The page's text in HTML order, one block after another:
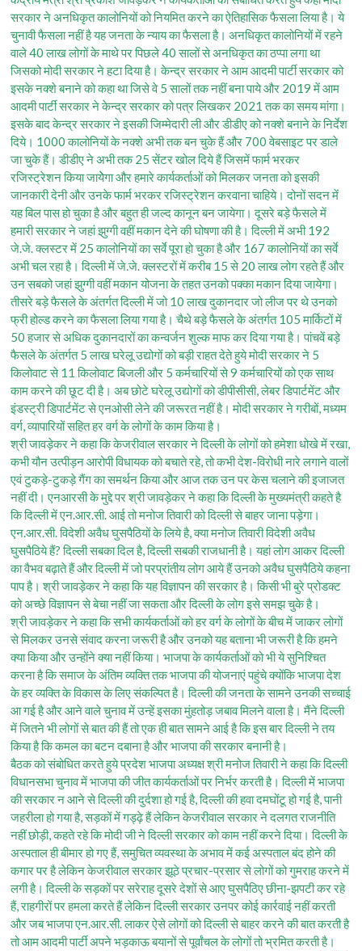
सरकार ने अनधिकृत कालोनियों को नियमित करने का ऐतिहासिक फैसला लिया है। ये
चुनावी फैसला नहीं है यह जनता के न्याय का फैसला है। अनधिकृत कालोनियों में रहने
वाले 40 लाख लोगों के माथे पर पिछले 40 सालों से अनधिकृत का ठप्पा लगा था
जिसको मोदी सरकार ने हटा दिया है। केन्द्र सरकार ने आम आदमी पार्टी सरकार को
इसके नक्शे बनाने को कहा था जिसे वे 5 सालों तक नहीं बना पाये और 2019 में आम
आदमी पार्टी सरकार ने केन्द्र सरकार को पत्र लिखकर 2021 तक का समय मांगा।
इसके बाद केन्द्र सरकार ने इसकी जिम्मेदारी ली और डीडीए को नक्शे बनाने के निर्देश
दिये। 1000 कालोनियों के नक्शे अभी तक बन चुके हैं और 700 वेबसाइट पर डाले
जा चुके हैं। डीडीए ने अभी तक 25 सेंटर खोल दिये हैं जिसमें फार्म भरकर
रजिस्ट्रेशन किया जायेेगा और हमारे कार्यकर्ताओं को मिलकर जनता को इसकी
जानकारी देनी और उनके फार्म भरकर रजिस्ट्रेशन करवाना चाहिये। दोनों सदन में
यह बिल पास हो चुका है और बहुत ही जल्द कानून बन जायेगा। दूसरे बड़े फैसले में
हमारी सरकार ने जहां झुग्गी वहीं मकान देने की घोषणा की है। दिल्ली में अभी 192
जे.जे. क्लस्टर में 25 कालोनियों का सर्वे पूरा हो चुका है और 167 कालोनियों का सर्वे
अभी चल रहा है। दिल्ली में जे.जे. क्लस्टरों में करीब 15 से 20 लाख लोग रहते हैं और
उन सबको जहां झुग्गी वहीं मकान योजना के तहत उनको पक्का मकान दिया जायेगा।
तीसरे बड़े फैसले के अंतर्गत दिल्ली में जो 10 लाख दुकानदार जो लीज पर थे उनको
फ्री होल्ड करने का फैसला लिया गया है। चैथे बड़े फैसले के अंतर्गत 105 मार्किटों में
50 हजार से अधिक दुकानदारों का कन्वर्जन शुल्क माफ कर दिया गया है। पांचवें बड़े
फैसले के अंतर्गत 5 लाख घरेलू उद्योगों को बड़ी राहत देते हुये मोदी सरकार ने 5
किलोवाट से 11 किलोवाट बिजली और 5 कर्मचारियों से 9 कर्मचारियों को एक साथ
काम करने की छूट दी है। अब छोटे घरेलू उद्योगों को डीपीसीसी, लेबर डिपार्टमेंट और
इंडस्ट्री डिपार्टमेंट से एनओसी लेने की जरूरत नहीं है। मोदी सरकार ने गरीबों, मध्यम
वर्ग, व्यापारियों सहित हर वर्ग के लोगों के काम किया है।
श्री जावड़ेकर ने कहा कि केजरीवाल सरकार ने दिल्ली के लोगों को हमेशा धोखे में रखा,
कभी यौन उत्पीड़न आरोपी विधायक को बचाते रहे, तो कभी देश-विरोधी नारे लगाने वालों
एवं टुकड़े-टुकड़े गैंग का समर्थन किया और आज तक उन पर केस चलाने की इजाजत
नहीं दी। एनआरसी के मुद्दे पर श्री जावड़ेकर ने कहा कि दिल्ली के मुख्यमंत्री कहते है
कि दिल्ली में एन.आर.सी. आई तो मनोज तिवारी को दिल्ली से बाहर जाना पड़ेगा।
एन.आर.सी. विदेशी अवैध घुसपैठियों के लिये है, क्या मनोज तिवारी विदेशी अवैध
घुसपैठिये हैं? दिल्ली सबका दिल है, दिल्ली सबकी राजधानी है। यहां लोग आकर दिल्ली
का वैभव बढ़ाते हैं और दिल्ली में जो परप्रांतीय लोग आये हैं उनको अवैध घुसपैठिये कहना
पाप है। श्री जावड़ेकर ने कहा कि यह विज्ञापन की सरकार है। किसी भी बुरे प्रोडक्ट
को अच्छे विज्ञापन से बेचा नहीं जा सकता और दिल्ली के लोग इसे समझ चुके है।
श्री जावड़ेकर ने कहा कि सभी कार्यकर्ताओं को हर वर्ग के लोगों के बीच में जाकर लोगों
से मिलकर उनसे संवाद करना जरूरी है और उनको यह बताना भी जरूरी है कि हमने
क्या किया और उन्होंने क्या नहीं किया। भाजपा के कार्यकर्ताओं को भी ये सुनिश्चित
करना है कि समाज के अंतिम व्यक्ति तक भाजपा की योजनाएं पहुंचे क्योंकि भाजपा देश
के हर व्यक्ति के विकास के लिए संकल्पित है। दिल्ली की जनता के सामने उनकी सच्चाई
आ गई है और आने वाले चुनाव में उन्हें इसका मुंहतोड़ जबाव मिलने वाला है। मैंने दिल्ली
में जितने भी लोगों से बात की हैं तो एक ही बात सामने आई है कि इस बार दिल्ली ने तय
किया है कि कमल का बटन दबाना है और भाजपा की सरकार बनानी है।
बैठक को संबोधित करते हुये प्रदेश भाजपा अध्यक्ष श्री मनोज तिवारी ने कहा कि दिल्ली
विधानसभा चुनाव में भाजपा की जीत कार्यकर्ताओं पर निर्भर करती है। दिल्ली में भाजपा
की सरकार न आने से दिल्ली की दुर्दशा हो गई है, दिल्ली की हवा दमघोंटू हो गई है, पानी
जहरीला हो गया है, सड़कों में गड्ढ़े हैं लेकिन केजरीवाल सरकार ने दलगत राजनीति
नहीं छोड़ी, कहते रहे कि मोदी जी ने दिल्ली सरकार को काम नहीं करने दिया। दिल्ली के
अस्पताल ही बीमार हो गए हैं, समुचित व्यवस्था के अभाव में कई अस्पताल बंद होने की
कगार पर है लेकिन केजरीवाल सरकार झूठे प्रचार-प्रसार से लोगों को गुमराह करने में
लगी है। दिल्ली के सड़कों पर सरेराह दूसरे देशों से आए घुसपैठिए छीना-झपटी कर रहे
हैं, राहगीरों पर हमला करते हैं लेकिन दिल्ली सरकार उनपर कोई कार्रवाई नहीं करती
और जब भाजपा एन.आर.सी. लाकर ऐसे लोगों को दिल्ली से बाहर करने की बात करती है
तो आम आदमी पार्टी अपने भड़काऊ बयानों से पूर्वांचल के लोगों तो भ्रमित करती है।